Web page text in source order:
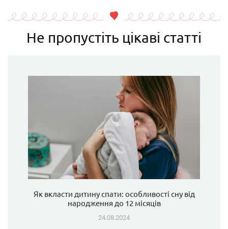
Не пропустіть цікаві статті
Як вкласти дитину спати: особливості сну від
народження до 12 місяців
24.08.2024